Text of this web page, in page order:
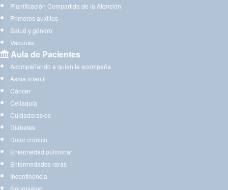
Planificación Compartida de la Atención
Primeros auxilios
Salud y género
Vacunas
Aula de Pacientes
Acompañando a quien te acompaña
Asma infantil
Cáncer
Celiaquía
Cuidadoras/es
Diabetes
Dolor crónico
Enfermedad pulmonar
Enfermedades raras
Incontinencia
Neurosalud